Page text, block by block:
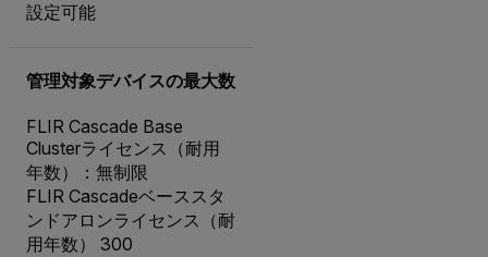
設定可能
管理対象デバイスの最大数
FLIR Cascade Base
Clusterライセンス（耐用
年数）：無制限
FLIR Cascadeベーススタ
ンドアロンライセンス（耐
用年数） 300